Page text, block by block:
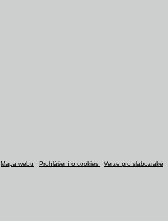
Mapa webu Prohlášení o cookies Verze pro slabozraké